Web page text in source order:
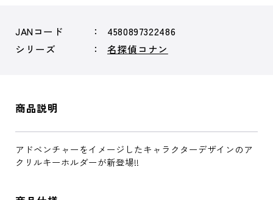
JANコード
4580897322486
シリーズ
名探偵コナン
商品説明
アドベンチャーをイメージしたキャラクターデザインのア
クリルキーホルダーが新登場!!